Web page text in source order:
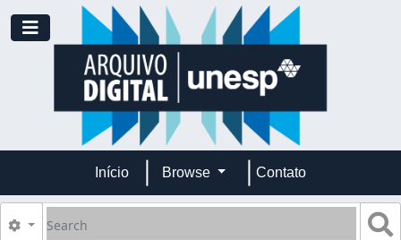
Skip to main content
Toggle navigation
Início Browse Contato
Search
Search options